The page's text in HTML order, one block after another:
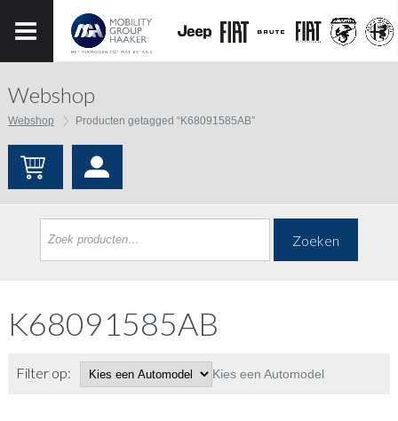
Webshop
Webshop Producten getagged “K68091585AB”
Zoeken
K68091585AB
Filter op: Kies een Automodel